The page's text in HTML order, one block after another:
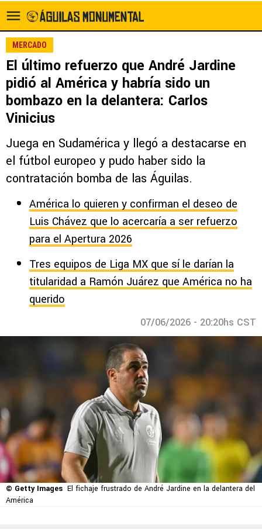
MERCADO
El último refuerzo que André Jardine
pidió al América y habría sido un
bombazo en la delantera: Carlos
Vinicius
Juega en Sudamérica y llegó a destacarse en
el fútbol europeo y pudo haber sido la
contratación bomba de las Águilas.
América lo quieren y confirman el deseo de
Luis Chávez que lo acercaría a ser refuerzo
para el Apertura 2026
Tres equipos de Liga MX que sí le darían la
titularidad a Ramón Juárez que América no ha
querido
07/06/2026 - 20:20hs CST
© Getty Images El fichaje frustrado de André Jardine en la delantera del
América